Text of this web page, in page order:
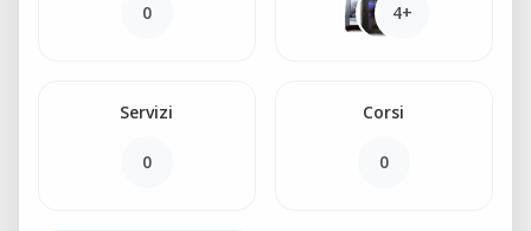
0 4+
Servizi
0
Corsi
0